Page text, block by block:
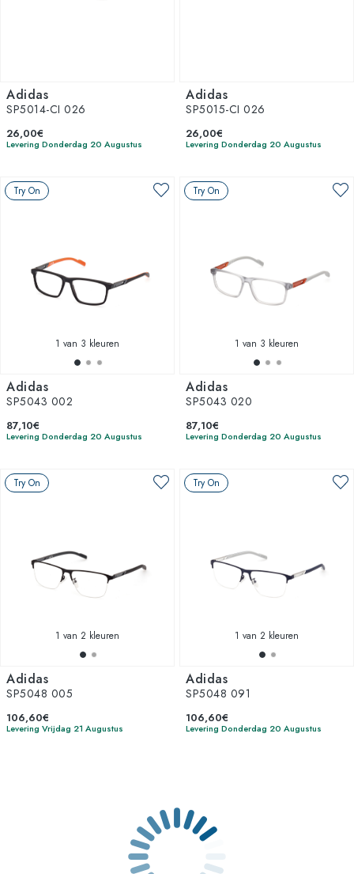
Adidas
SP5014-CI 026
26,00€
Levering Donderdag 20 Augustus
Adidas
SP5015-CI 026
26,00€
Levering Donderdag 20 Augustus
Try On
1 van 3 kleuren
Adidas
SP5043 002
87,10€
Levering Donderdag 20 Augustus
Try On
1 van 3 kleuren
Adidas
SP5043 020
87,10€
Levering Donderdag 20 Augustus
Try On
1 van 2 kleuren
Adidas
SP5048 005
106,60€
Levering Vrijdag 21 Augustus
Try On
1 van 2 kleuren
Adidas
SP5048 091
106,60€
Levering Donderdag 20 Augustus